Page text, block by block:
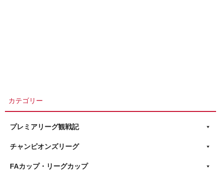
カテゴリー
プレミアリーグ観戦記
チャンピオンズリーグ
FAカップ・リーグカップ